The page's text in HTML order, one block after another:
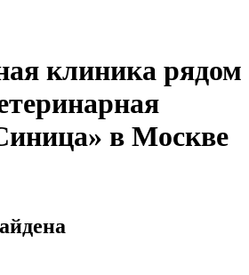
клиника рядом
в Москве